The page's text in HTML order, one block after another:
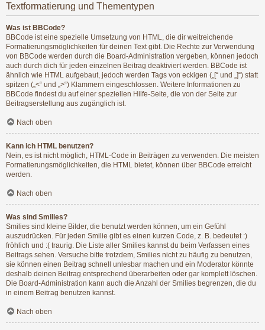
Textformatierung und Thementypen
Was ist BBCode?
BBCode ist eine spezielle Umsetzung von HTML, die dir weitreichende
Formatierungsmöglichkeiten für deinen Text gibt. Die Rechte zur Verwendung
von BBCode werden durch die Board-Administration vergeben, können jedoch
auch durch dich für jeden einzelnen Beitrag deaktiviert werden. BBCode ist
ähnlich wie HTML aufgebaut, jedoch werden Tags von eckigen („[“ und „]“) statt
spitzen („<“ und „>“) Klammern eingeschlossen. Weitere Informationen zu
BBCode findest du auf einer speziellen Hilfe-Seite, die von der Seite zur
Beitragserstellung aus zugänglich ist.
Nach oben
Kann ich HTML benutzen?
Nein, es ist nicht möglich, HTML-Code in Beiträgen zu verwenden. Die meisten
Formatierungsmöglichkeiten, die HTML bietet, können über BBCode erreicht
werden.
Nach oben
Was sind Smilies?
Smilies sind kleine Bilder, die benutzt werden können, um ein Gefühl
auszudrücken. Für jeden Smilie gibt es einen kurzen Code, z. B. bedeutet :)
fröhlich und :( traurig. Die Liste aller Smilies kannst du beim Verfassen eines
Beitrags sehen. Versuche bitte trotzdem, Smilies nicht zu häufig zu benutzen,
sie können einen Beitrag schnell unlesbar machen und ein Moderator könnte
deshalb deinen Beitrag entsprechend überarbeiten oder gar komplett löschen.
Die Board-Administration kann auch die Anzahl der Smilies begrenzen, die du
in einem Beitrag benutzen kannst.
Nach oben